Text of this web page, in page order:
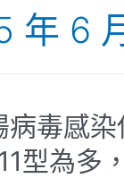
年 6
病毒感
型為多